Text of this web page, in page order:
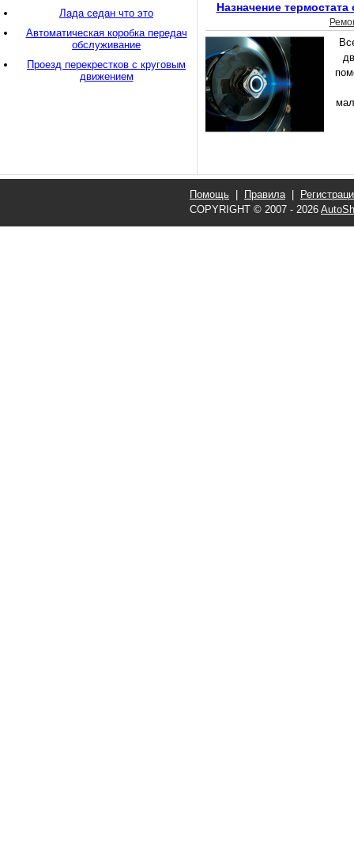
Назначение
Лада седан что это
Автоматическая коробка передач
обслуживание
Проезд перекрестков с круговым
движением
Помощь Правила|
COPYRIGHT © 2007 - 2026